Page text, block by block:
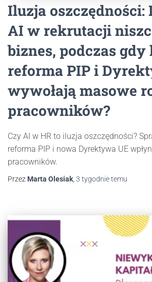
Iluzja oszczędności:
AI w rekrutacji
biznes, podczas
reforma PIP i
wywołają masowe
pracowników?
Czy AI w HR to iluzja oszczędności?
reforma PIP i nowa Dyrektywa UE
pracowników.
Przez Marta Olesiak 3 tygodnietemu